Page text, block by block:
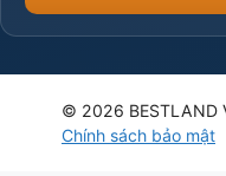
© 2026 BESTLAND
Chính sách bảo mật